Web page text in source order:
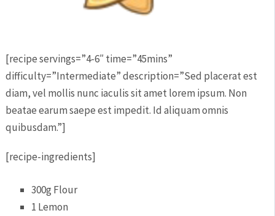
[recipe servings=”4-6″ time=”45mins”
difficulty=”Intermediate” description=”Sed placerat est
diam, vel mollis nunc iaculis sit amet lorem ipsum. Non
beatae earum saepe est impedit. Id aliquam omnis
quibusdam.”]
[recipe-ingredients]
300g Flour
1 Lemon